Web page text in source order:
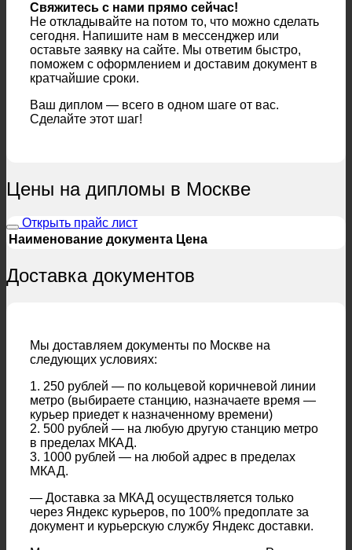
Свяжитесь с нами прямо сейчас!
Не откладывайте на потом то, что можно сделать
сегодня. Напишите нам в мессенджер или
оставьте заявку на сайте. Мы ответим быстро,
поможем с оформлением и доставим документ в
кратчайшие сроки.
Ваш диплом — всего в одном шаге от вас.
Сделайте этот шаг!
Цены на дипломы в Москве
Открыть прайс лист
Наименование документа Цена
Доставка документов
Мы доставляем документы по Москве на
следующих условиях:
1. 250 рублей — по кольцевой коричневой линии
метро (выбираете станцию, назначаете время —
курьер приедет к назначенному времени)
2. 500 рублей — на любую другую станцию метро
в пределах МКАД.
3. 1000 рублей — на любой адрес в пределах
МКАД.
— Доставка за МКАД осуществляется только
через Яндекс курьеров, по 100% предоплате за
документ и курьерскую службу Яндекс доставки.